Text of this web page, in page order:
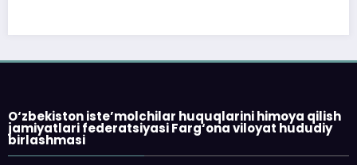
O‘zbekiston iste’molchilar huquqlarini himoya qilish
jamiyatlari federatsiyasi Farg‘ona viloyat hududiy
birlashmasi